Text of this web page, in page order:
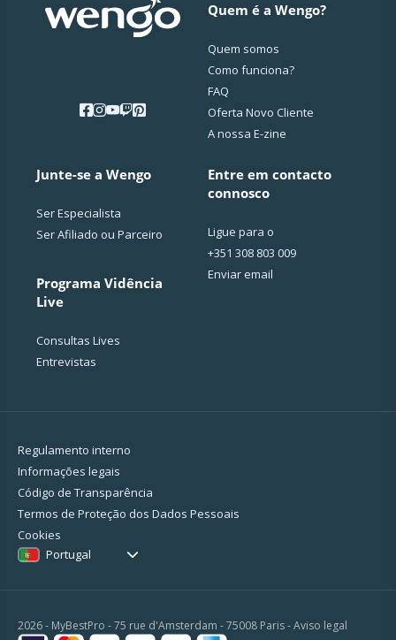
Quem é a Wengo?
Quem somos
Como funciona?
FAQ
Oferta Novo Cliente
A nossa E-zine
Junte-se a Wengo
Ser Especialista
Ser Afiliado ou Parceiro
Programa Vidência
Live
Consultas Lives
Entrevistas
Entre em contacto
connosco
Ligue para o
+351 308 803 009
Enviar email
Regulamento interno
Informações legais
Código de Transparência
Termos de Proteção dos Dados Pessoais
Cookies
Portugal
2026 - MyBestPro - 75 rue d'Amsterdam - 75008 Paris -Aviso legal